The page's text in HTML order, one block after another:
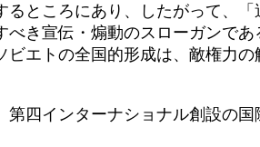
ところにあり、したがって、
き宣伝・煽動のスローガンで
エトの全国的形成は、敵権力
四インターナショナル創設の